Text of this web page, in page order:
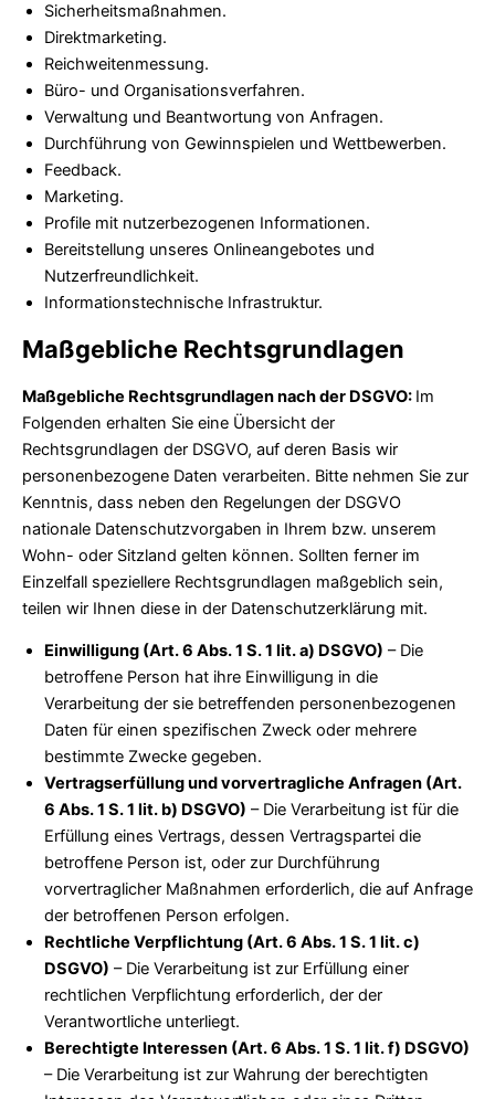
Sicherheitsmaßnahmen.
Direktmarketing.
Reichweitenmessung.
Büro- und Organisationsverfahren.
Verwaltung und Beantwortung von Anfragen.
Durchführung von Gewinnspielen und Wettbewerben.
Feedback.
Marketing.
Profile mit nutzerbezogenen Informationen.
Bereitstellung unseres Onlineangebotes und
Nutzerfreundlichkeit.
Informationstechnische Infrastruktur.
Maßgebliche Rechtsgrundlagen
Maßgebliche Rechtsgrundlagen nach der DSGVO: Im
Folgenden erhalten Sie eine Übersicht der
Rechtsgrundlagen der DSGVO, auf deren Basis wir
personenbezogene Daten verarbeiten. Bitte nehmen Sie zur
Kenntnis, dass neben den Regelungen der DSGVO
nationale Datenschutzvorgaben in Ihrem bzw. unserem
Wohn- oder Sitzland gelten können. Sollten ferner im
Einzelfall speziellere Rechtsgrundlagen maßgeblich sein,
teilen wir Ihnen diese in der Datenschutzerklärung mit.
Einwilligung (Art. 6 Abs. 1 S. 1 lit. a) DSGVO) – Die
betroffene Person hat ihre Einwilligung in die
Verarbeitung der sie betreffenden personenbezogenen
Daten für einen spezifischen Zweck oder mehrere
bestimmte Zwecke gegeben.
Vertragserfüllung und vorvertragliche Anfragen (Art.
6 Abs. 1 S. 1 lit. b) DSGVO) – Die Verarbeitung ist für die
Erfüllung eines Vertrags, dessen Vertragspartei die
betroffene Person ist, oder zur Durchführung
vorvertraglicher Maßnahmen erforderlich, die auf Anfrage
der betroffenen Person erfolgen.
Rechtliche Verpflichtung (Art. 6 Abs. 1 S. 1 lit. c)
DSGVO) – Die Verarbeitung ist zur Erfüllung einer
rechtlichen Verpflichtung erforderlich, der der
Verantwortliche unterliegt.
Berechtigte Interessen (Art. 6 Abs. 1 S. 1 lit. f) DSGVO)
– Die Verarbeitung ist zur Wahrung der berechtigten